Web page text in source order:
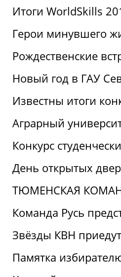
Итоги WorldSkills
Герои минувшего
Рождественские
Новый год в ГАУ
Известны итоги
Аграрный
Конкурс
День открытых
ТЮМЕНСКАЯ
Команда Русь
Звёзды КВН
Памятка